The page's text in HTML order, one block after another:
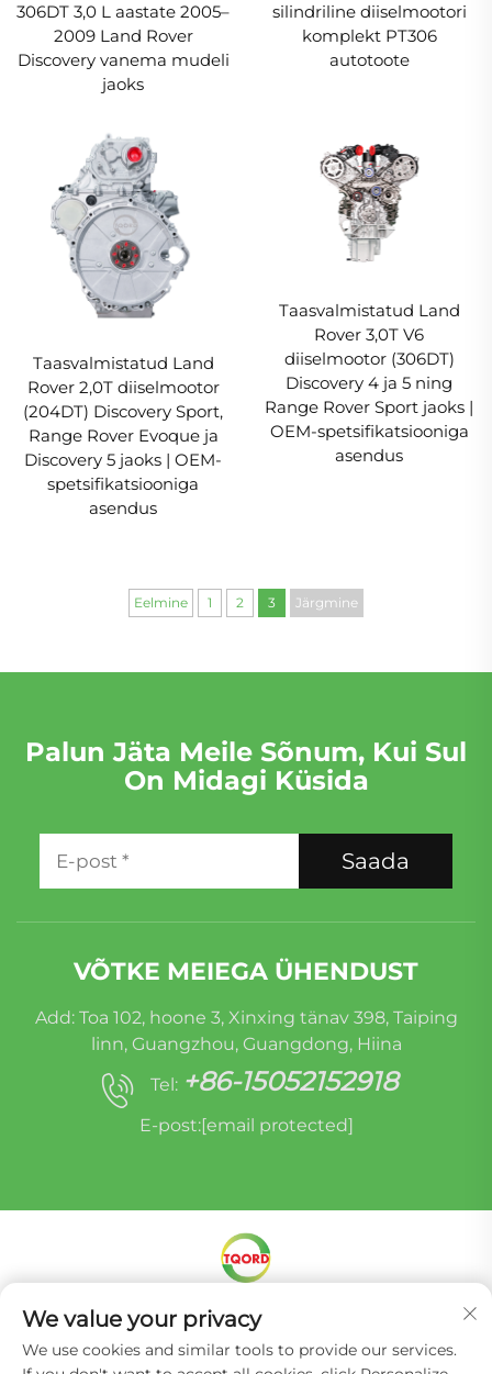
306DT 3,0 L aastate 2005–
2009 Land Rover
Discovery vanema mudeli
jaoks
silindriline diiselmootori
komplekt PT306
autotoote
Taasvalmistatud Land
Rover 2,0T diiselmootor
(204DT) Discovery Sport,
Range Rover Evoque ja
Discovery 5 jaoks | OEM-
spetsifikatsiooniga
asendus
Taasvalmistatud Land
Rover 3,0T V6
diiselmootor (306DT)
Discovery 4 ja 5 ning
Range Rover Sport jaoks |
OEM-spetsifikatsiooniga
asendus
Eelmine 1 2 3 Järgmine
Palun Jäta Meile Sõnum, Kui Sul
On Midagi Küsida
Saada
VÕTKE MEIEGA ÜHENDUST
Add: Toa 102, hoone 3, Xinxing tänav 398, Taiping
linn, Guangzhou, Guangdong, Hiina
Tel: +86-15052152918
E-post:[email protected]
Autoriõigus © Miracle Oruide (Guangzhou)
Autoosade Taasvalmistamise Co., Ltd. -
Privaatsuspoliitika
We value your privacy
We use cookies and similar tools to provide our services.